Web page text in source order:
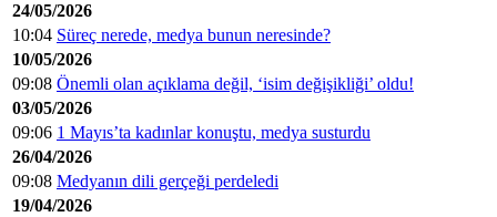
24/05/2026
10:04 Süreç nerede, medya bunun neresinde?
10/05/2026
09:08 Önemli olan açıklama değil, ‘isim değişikliği’ oldu!
03/05/2026
09:06 1 Mayıs’ta kadınlar konuştu, medya susturdu
26/04/2026
09:08 Medyanın dili gerçeği perdeledi
19/04/2026